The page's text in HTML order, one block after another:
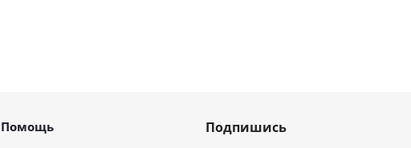
Помощь
Подпишись